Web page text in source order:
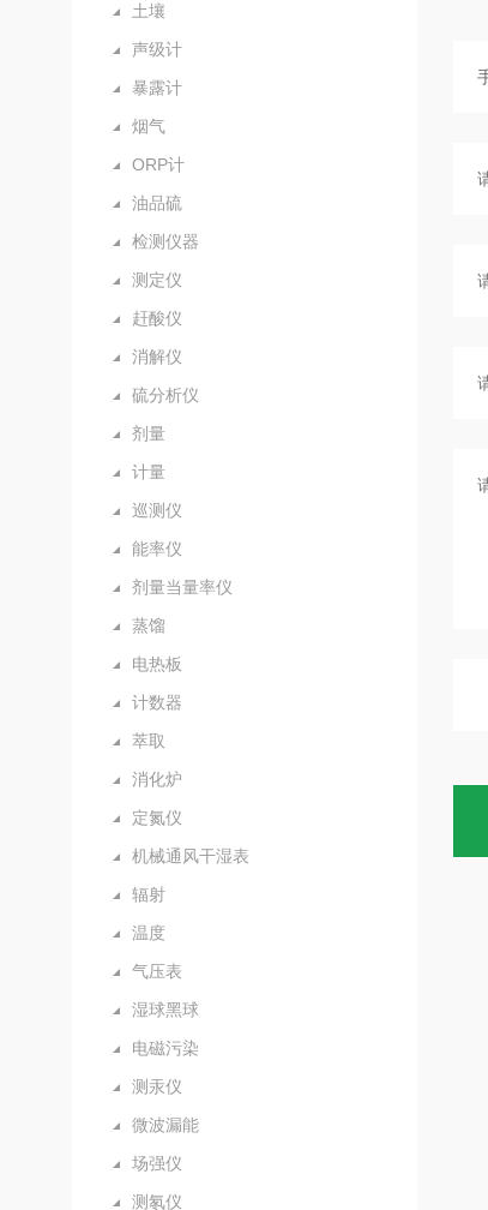
土壤
声级计
暴露计
烟气
ORP计
油品硫
检测仪器
测定仪
赶酸仪
消解仪
硫分析仪
剂量
计量
巡测仪
能率仪
剂量当量率仪
蒸馏
电热板
计数器
萃取
消化炉
定氮仪
机械通风干湿表
辐射
温度
气压表
湿球黑球
电磁污染
测汞仪
微波漏能
场强仪
测氡仪